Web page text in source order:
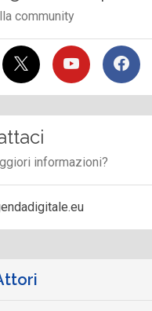
community
informazioni?